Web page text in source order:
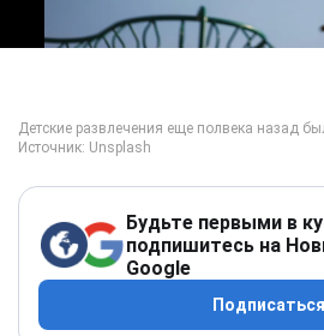
Будьте первыми в
подпишитесь на
Google
Подписаться